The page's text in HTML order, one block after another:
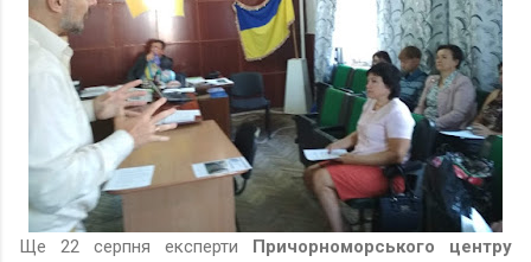
Ще 22 серпня експерти Причорноморського центру